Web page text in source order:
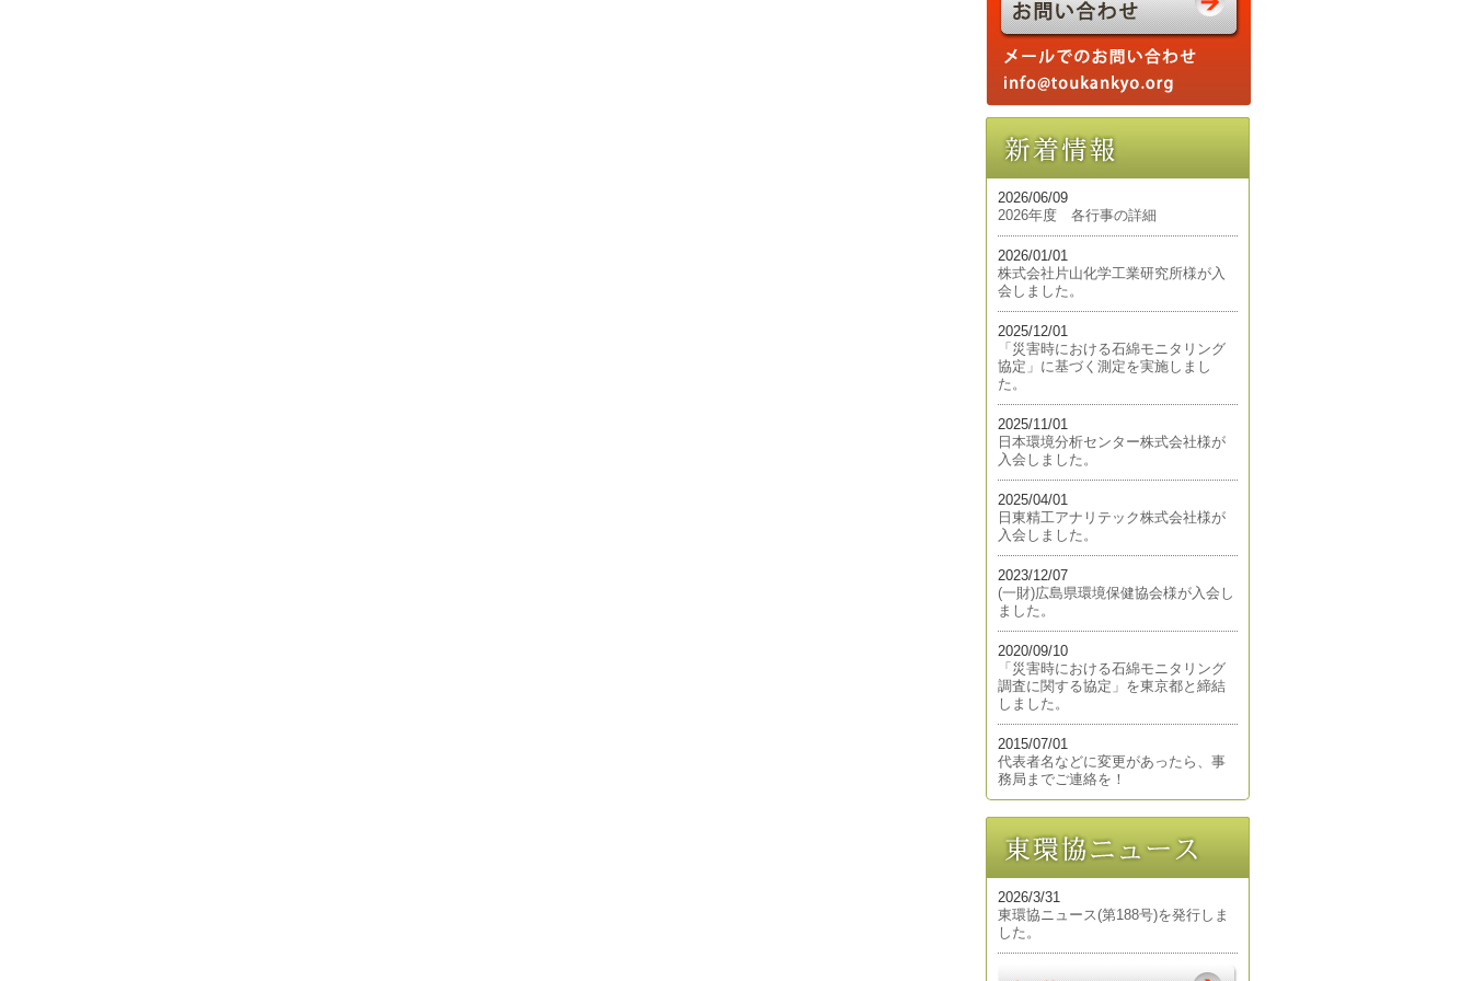
2026/06/09
2026年度 各行事の詳細
2026/01/01
株式会社片山化学工業研究所様が入
会しました。
2025/12/01
「災害時における石綿モニタリング
協定」に基づく測定を実施しまし
た。
2025/11/01
日本環境分析センター株式会社様が
入会しました。
2025/04/01
日東精工アナリテック株式会社様が
入会しました。
2023/12/07
(一財)広島県環境保健協会様が入会し
ました。
2020/09/10
「災害時における石綿モニタリング
調査に関する協定」を東京都と締結
しました。
2015/07/01
代表者名などに変更があったら、事
務局までご連絡を！
2026/3/31
東環協ニュース(第188号)を発行しま
した。